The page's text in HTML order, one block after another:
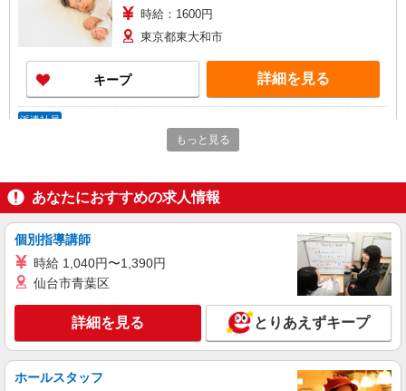
時給：1600円
東京都東大和市
キープ 詳細を見る
派遣社員
株式会社トラストグロース 新宿本社 第3営業部
時給：無資格1280円〜/保育士1450円〜 ※資格
や経験などによる
東京都東大和市
キープ 詳細を見る
向原第二保育園
小規模保育室の保育士
月給202,362円〜
もっと見る
あなたにおすすめの求人情報
個別指導講師
時給 1,040円〜1,390円
仙台市青葉区
詳細を見る とりあえずキープ
ホールスタッフ